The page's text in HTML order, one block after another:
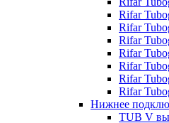
Rifar
Rifar
Rifar
Rifar
Rifar
Rifar
Rifar
Нижнее
TUB V